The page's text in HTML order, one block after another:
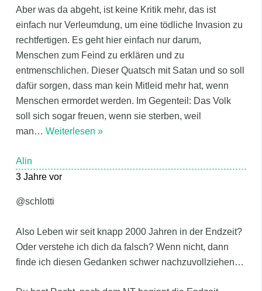
Aber was da abgeht, ist keine Kritik mehr, das ist
einfach nur Verleumdung, um eine tödliche Invasion zu
rechtfertigen. Es geht hier einfach nur darum,
Menschen zum Feind zu erklären und zu
entmenschlichen. Dieser Quatsch mit Satan und so soll
dafür sorgen, dass man kein Mitleid mehr hat, wenn
Menschen ermordet werden. Im Gegenteil: Das Volk
soll sich sogar freuen, wenn sie sterben, weil
man… Weiterlesen »
Alin
3 Jahre vor
@schlotti
Also Leben wir seit knapp 2000 Jahren in der Endzeit?
Oder verstehe ich dich da falsch? Wenn nicht, dann
finde ich diesen Gedanken schwer nachzuvollziehen…